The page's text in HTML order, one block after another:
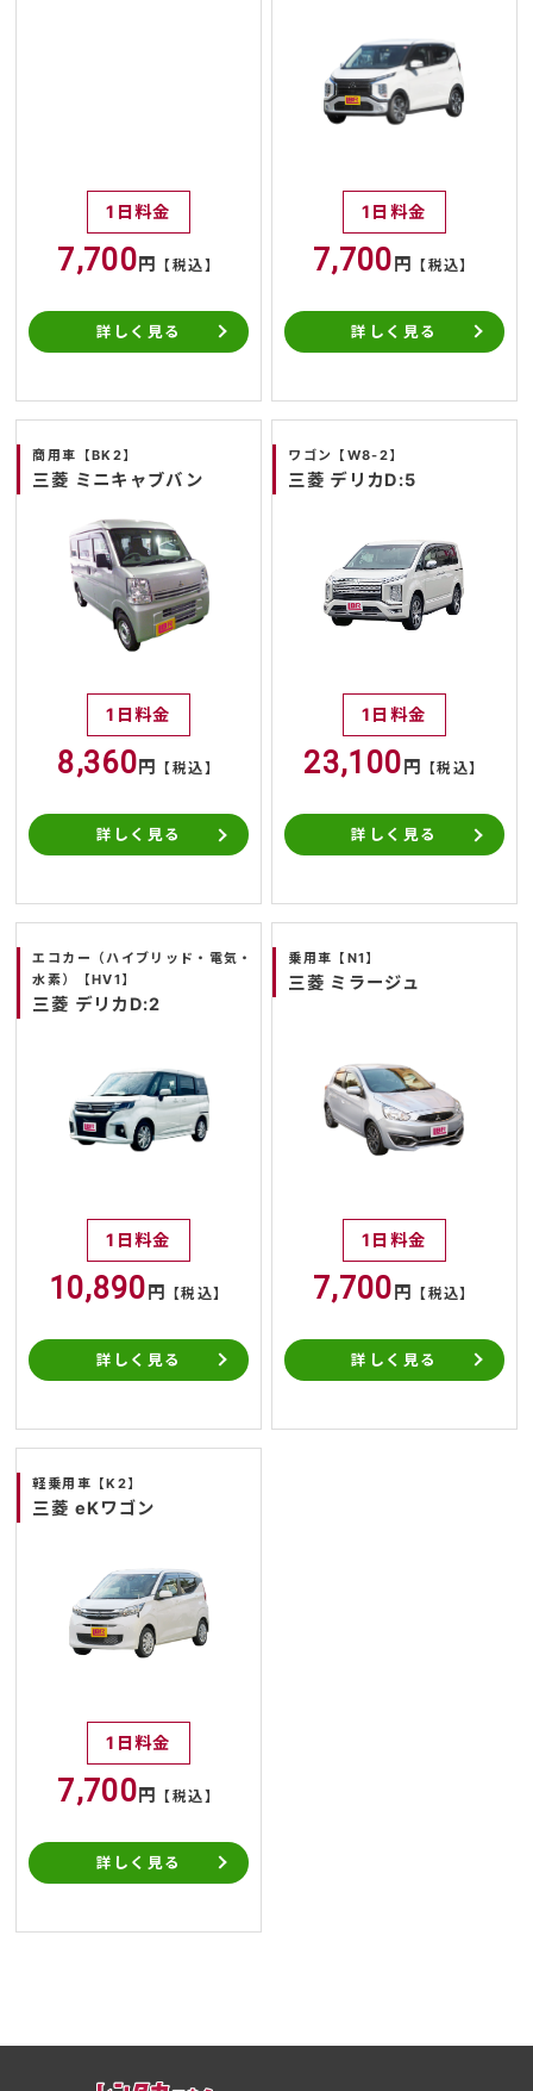
1日料金
7,700 円 【税込】
詳しく見る
1日料金
7,700 円 【税込】
詳しく見る
商用車【BK2】
三菱 ミニキャブバン
1日料金
8,360 円 【税込】
詳しく見る
ワゴン【W8-2】
三菱 デリカD:5
1日料金
23,100 円 【税込】
詳しく見る
エコカー（ハイブリッド・電気・
水素）【HV1】
三菱 デリカD:2
1日料金
10,890 円 【税込】
詳しく見る
乗用車【N1】
三菱 ミラージュ
1日料金
7,700 円 【税込】
詳しく見る
軽乗用車【K2】
三菱 eKワゴン
1日料金
7,700 円 【税込】
詳しく見る